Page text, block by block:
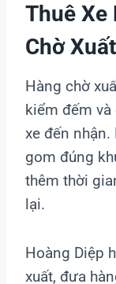
Thuê Xe
Chờ Xuất
Hàng chờ
kiểm đếm
xe đến
gom đúng
thêm thời
lại.
Hoàng Diệp
xuất, đưa